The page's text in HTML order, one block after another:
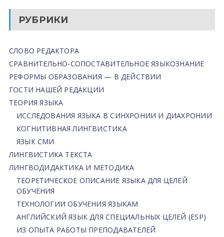
РУБРИКИ
СЛОВО РЕДАКТОРА
СРАВНИТЕЛЬНО-СОПОСТАВИТЕЛЬНОЕ ЯЗЫКОЗНАНИЕ
РЕФОРМЫ ОБРАЗОВАНИЯ — В ДЕЙСТВИИ
ГОСТИ НАШЕЙ РЕДАКЦИИ
ТЕОРИЯ ЯЗЫКА
ИССЛЕДОВАНИЯ ЯЗЫКА В СИНХРОНИИ И ДИАХРОНИИ
КОГНИТИВНАЯ ЛИНГВИСТИКА
ЯЗЫК СМИ
ЛИНГВИСТИКА ТЕКСТА
ЛИНГВОДИДАКТИКА И МЕТОДИКА
ТЕОРЕТИЧЕСКОЕ ОПИСАНИЕ ЯЗЫКА ДЛЯ ЦЕЛЕЙ
ОБУЧЕНИЯ
ТЕХНОЛОГИИ ОБУЧЕНИЯ ЯЗЫКАМ
АНГЛИЙСКИЙ ЯЗЫК ДЛЯ СПЕЦИАЛЬНЫХ ЦЕЛЕЙ (ESP)
ИЗ ОПЫТА РАБОТЫ ПРЕПОДАВАТЕЛЕЙ